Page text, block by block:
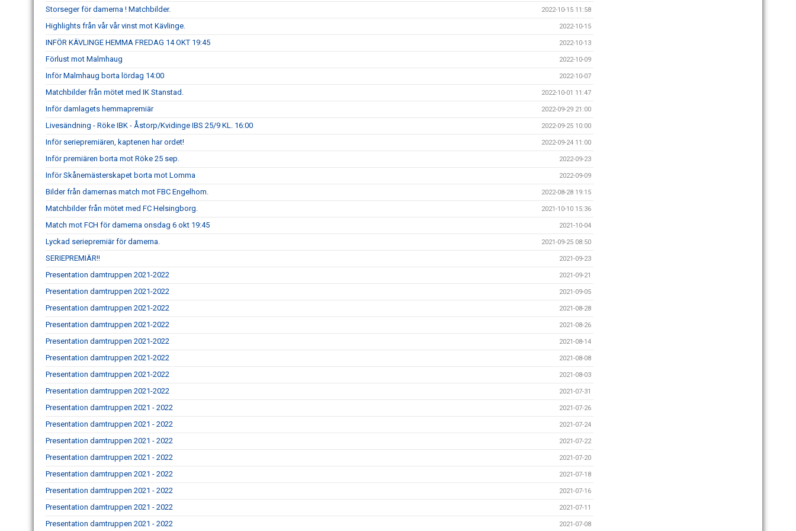
Storseger för damerna ! Matchbilder. 2022-10-15 11:58
Highlights från vår vår vinst mot Kävlinge. 2022-10-15
INFÖR KÄVLINGE HEMMA FREDAG 14 OKT 19:45 2022-10-13
Förlust mot Malmhaug 2022-10-09
Inför Malmhaug borta lördag 14:00 2022-10-07
Matchbilder från mötet med IK Stanstad. 2022-10-01 11:47
Inför damlagets hemmapremiär 2022-09-29 21:00
Livesändning - Röke IBK - Åstorp/Kvidinge IBS 25/9 KL. 16:00 2022-09-25 10:00
Inför seriepremiären, kaptenen har ordet! 2022-09-24 11:00
Inför premiären borta mot Röke 25 sep. 2022-09-23
Inför Skånemästerskapet borta mot Lomma 2022-09-09
Bilder från damernas match mot FBC Engelhom. 2022-08-28 19:15
Matchbilder från mötet med FC Helsingborg. 2021-10-10 15:36
Match mot FCH för damerna onsdag 6 okt 19:45 2021-10-04
Lyckad seriepremiär för damerna. 2021-09-25 08:50
SERIEPREMIÄR!! 2021-09-23
Presentation damtruppen 2021-2022 2021-09-21
Presentation damtruppen 2021-2022 2021-09-05
Presentation damtruppen 2021-2022 2021-08-28
Presentation damtruppen 2021-2022 2021-08-26
Presentation damtruppen 2021-2022 2021-08-14
Presentation damtruppen 2021-2022 2021-08-08
Presentation damtruppen 2021-2022 2021-08-03
Presentation damtruppen 2021-2022 2021-07-31
Presentation damtruppen 2021 - 2022 2021-07-26
Presentation damtruppen 2021 - 2022 2021-07-24
Presentation damtruppen 2021 - 2022 2021-07-22
Presentation damtruppen 2021 - 2022 2021-07-20
Presentation damtruppen 2021 - 2022 2021-07-18
Presentation damtruppen 2021 - 2022 2021-07-16
Presentation damtruppen 2021 - 2022 2021-07-11
Presentation damtruppen 2021 - 2022 2021-07-08